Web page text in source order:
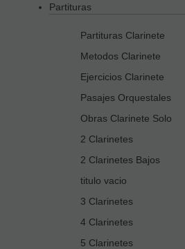
Partituras
Partituras Clarinete
Metodos Clarinete
Ejercicios Clarinete
Pasajes Orquestales
Obras Clarinete Solo
2 Clarinetes
2 Clarinetes Bajos
titulo vacio
3 Clarinetes
4 Clarinetes
5 Clarinetes